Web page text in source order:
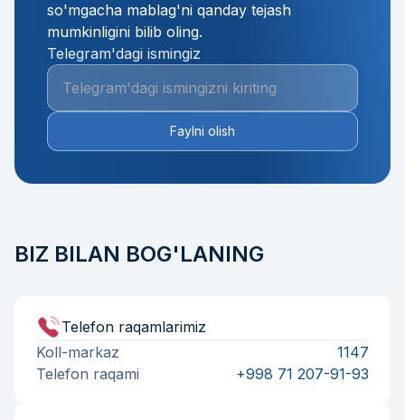
so'mgacha mablag'ni qanday tejash
mumkinligini bilib oling.
Telegram'dagi ismingiz
Faylni olish
BIZ BILAN BOG'LANING
Telefon raqamlarimiz
Koll-markaz
1147
Telefon raqami
+998 71 207-91-93